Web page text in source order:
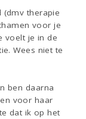
(dmv therapie
voor je
voelt je in de
Wees niet te
ben daarna
voor haar
dat ik op het